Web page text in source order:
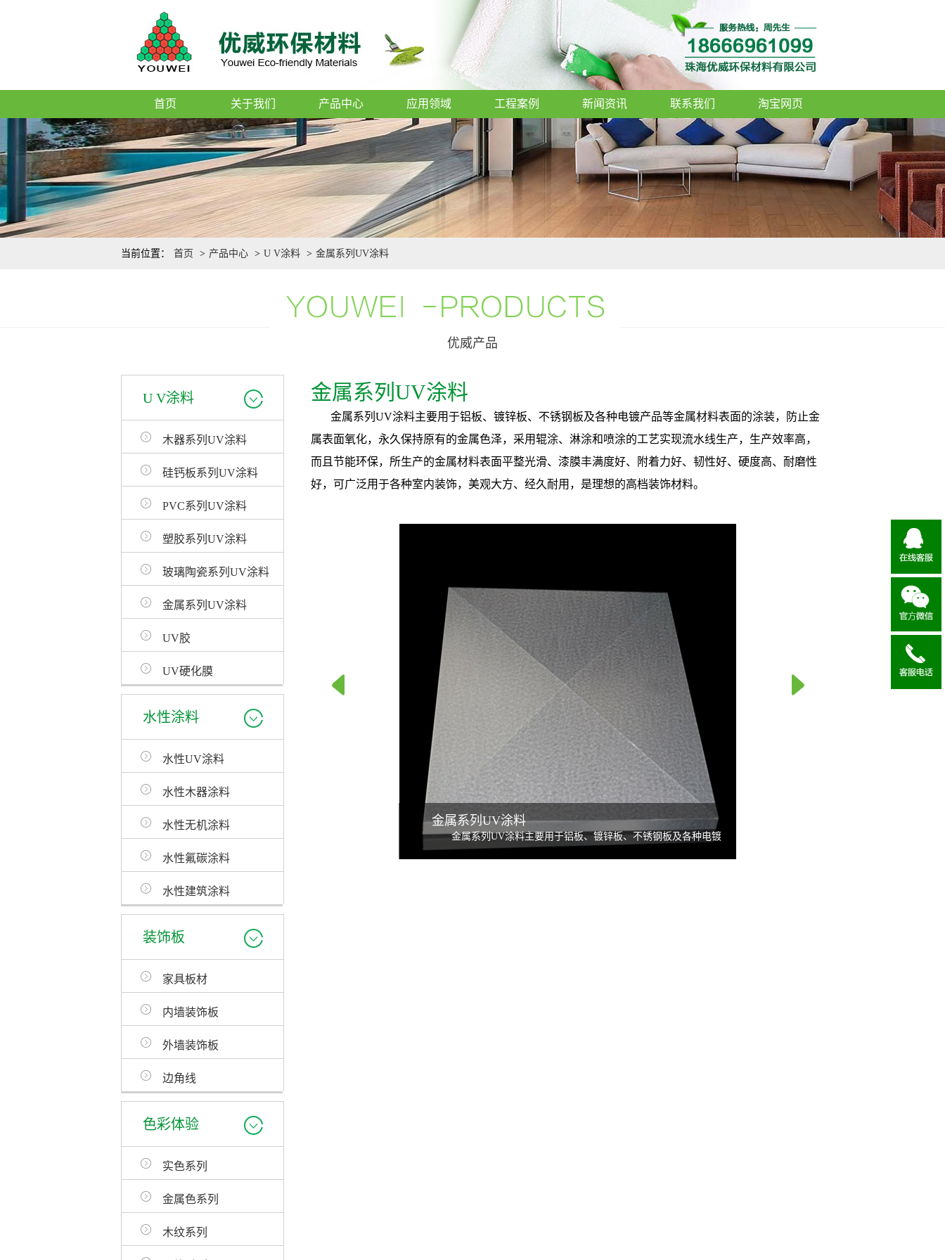
首页 关于我们 产品中心 应用领域 工程案例 新闻资讯 联系我们 淘宝网页
当前位置： 首页 > 产品中心 > U V涂料 > 金属系列UV涂料
优威产品
U V涂料
木器系列UV涂料
硅钙板系列UV涂料
PVC系列UV涂料
塑胶系列UV涂料
玻璃陶瓷系列UV涂料
金属系列UV涂料
UV胶
UV硬化膜
水性涂料
水性UV涂料
水性木器涂料
水性无机涂料
水性氟碳涂料
水性建筑涂料
装饰板
家具板材
内墙装饰板
外墙装饰板
边角线
色彩体验
实色系列
金属色系列
木纹系列
金属系列UV涂料
金属系列UV涂料主要用于铝板、镀锌板、不锈钢板及各种电镀产品等金属材料表面的涂装，防止金
属表面氧化，永久保持原有的金属色泽，采用辊涂、淋涂和喷涂的工艺实现流水线生产，生产效率高，
而且节能环保，所生产的金属材料表面平整光滑、漆膜丰满度好、附着力好、韧性好、硬度高、耐磨性
好，可广泛用于各种室内装饰，美观大方、经久耐用，是理想的高档装饰材料。
金属系列UV涂料
金属系列UV涂料主要用于铝板、镀锌板、不锈钢板及各种电镀
产品等金属材料表面的涂装，防止金属表面氧化，永久保持原有的